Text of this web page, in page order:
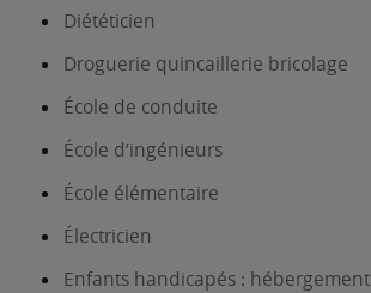
Diététicien
Droguerie quincaillerie bricolage
École de conduite
École d’ingénieurs
École élémentaire
Électricien
Enfants handicapés : hébergement